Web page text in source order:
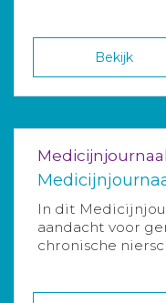
Bekijk
Medicijnjournaal
In dit
aandacht voor
chronische